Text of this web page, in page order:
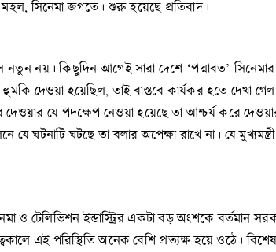
সিনেমা জগতে। শুরু হয়েছে প্রতিবাদ।
নতুন নয়। কিছুদিন আগেই সারা দেশে ‘পদ্মাবত’
হুমকি দেওয়া হয়েছিল, তাই বাস্তবে কার্যকর হতে
দেওয়ার যে পদক্ষেপ নেওয়া হয়েছে তা আশ্চর্য করে
ঘটনাটি ঘটছে তা বলার অপেক্ষা রাখে না। যে
ও টেলিভিশন ইন্ডাস্ট্রির একটা বড় অংশকে বর্তমান
এই পরিস্থিতি অনেক বেশি প্রত্যক্ষ হয়ে ওঠে।